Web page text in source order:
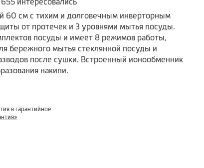
60 см с тихим и долговечным инверторным
от протечек и 3 уровнями мытья посуды.
посуды и имеет 8 режимов работы,
бережного мытья стеклянной посуды и
после сушки. Встроенный ионообменник
накипи.
в гарантийное